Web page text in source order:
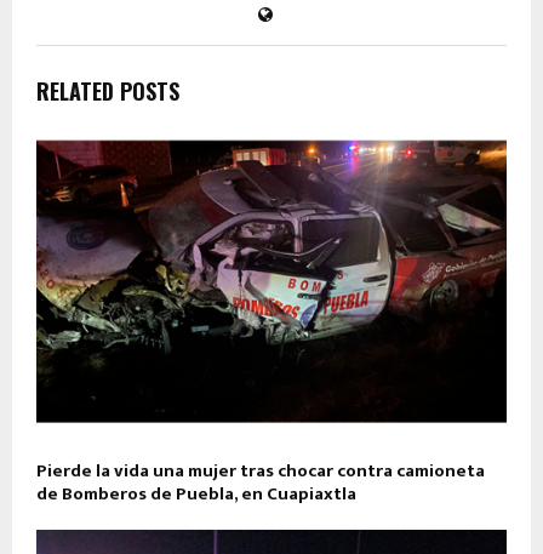
RELATED POSTS
Pierde la vida una mujer tras chocar contra camioneta
de Bomberos de Puebla, en Cuapiaxtla